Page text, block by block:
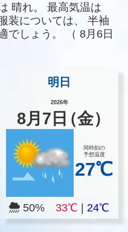
晴れ。
最高気温は
装については、
半袖
でしょう。
（ 8月6日
明日
2026年
8月 7 日（金）
同時刻の
予想温度
27℃
50%33℃ |24℃